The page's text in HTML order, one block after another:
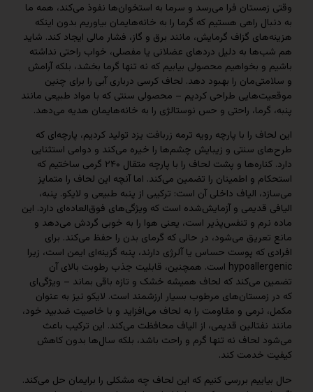
فرا می‌رسد و سرما به استخوان‌ها نفوذ می‌کند، همه ما
راهی هستیم که گرما را به خانه‌هایمان بیاوریم بدون اینکه
گزاف گرمایش، مانند برق و گاز، فشار مالی ایجاد کند. شاید
به دلیل دردهای عضلانی یا مفصلی، خواب راحتی نداشته
بخواهیم محصولی بیابیم که نه تنها گرما بخشد، بلکه آرامش
را بهبود دهد. لحاف کرسی درباری آبی را برای چنین
طراحی کردیم – محصولی سنتی که با مواد طبیعی مانند
راحتی و حس نوستالژی را به خانه‌هایمان هدیه می‌دهد.
را با پارچه رویه ترمه زربافت یزد تولید کردیم، پارچه‌ای که
سنتی و زیبایش چشم‌ها را خیره می‌کند و دوامی استثنایی
دارد. کناره‌ها و پشت لحاف را با پارچه متقال ۲۴۰ گرمی ساختیم که
و اطمینان را تضمین می‌کند. اما آنچه این لحاف را متمایز
الیاف داخلی آن است: ترکیبی از پنبه طبیعی و لایکو. پنبه،
قدیمی و آزمایش‌شده است که ویژگی‌های فوق‌العاده‌ای دارد. این
و تنفس‌پذیر است، یعنی هوا را به خوبی گردش می‌دهد و
می‌شود، در حالی که گرمای بدن را حفظ می‌کند. برای
که پوست حساس یا آلرژی دارند، پنبه گزینه‌ای ایمن است، زیرا
hypoallergenic است. همچنین، قابلیت جذب رطوبت بالای آن
که لحاف همیشه خشک و تازه باقی بماند – ویژگی‌ای
مرطوب بسیار ارزشمند است. لایکو نیز به عنوان
و مقاومت را به لحاف می‌افزاید و با خاصیت ضدبید خود،
قدیمی، از الیاف محافظت می‌کند. این ترکیب باعث
نه تنها گرم و راحت باشد، بلکه سال‌ها بدون کاهش
خدمت کند.
بررسی کنیم که این لحاف چه مشکلی را برایمان حل می‌کند.